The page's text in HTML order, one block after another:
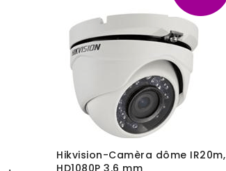
Hikvision-Camèra dôme IR20m,
HD1080P 3.6 mm